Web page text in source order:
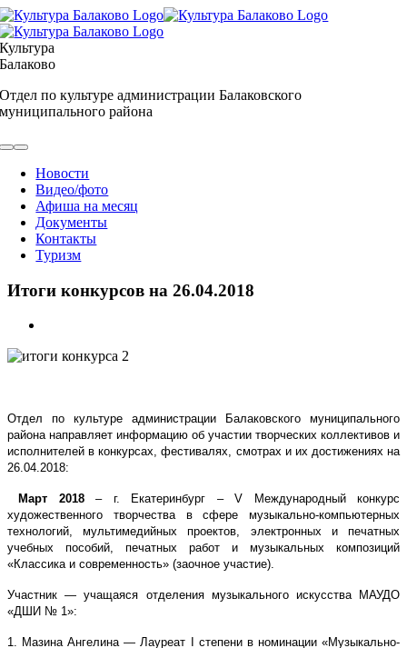
Skip
to
content
Культура
Балаково
Отдел по культуре администрации Балаковского
муниципального района
Toggle
NavigationНовости
Видео/фото
Афиша на месяц
Документы
Контакты
Туризм
Итоги конкурсов на 26.04.2018
Image
Отдел по культуре администрации Балаковского муниципального
района направляет информацию об участии творческих коллективов и
исполнителей в конкурсах, фестивалях, смотрах и их достижениях на
26.04.2018:
Март 2018– г. Екатеринбург –V Международный конкурс
художественного творчества в сфере музыкально-компьютерных
технологий, мультимедийных проектов, электронных и печатных
учебных пособий, печатных работ и музыкальных композиций
«Классика и современность» (заочное участие).
Участник — учащаяся отделения музыкального искусства МАУДО
«ДШИ № 1»:
1. Мазина Ангелина — Лауреат
степени в номинации «Музыкально-